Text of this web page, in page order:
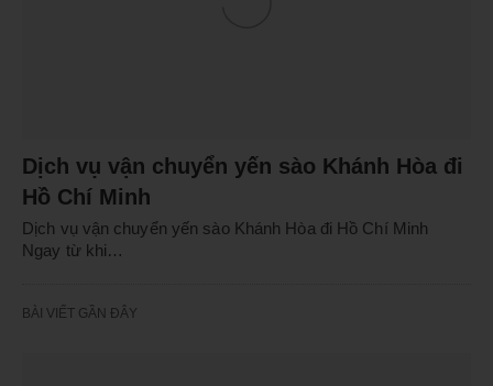
Dịch vụ vận chuyển yến sào Khánh Hòa đi
Hồ Chí Minh
Dịch vụ vận chuyển yến sào Khánh Hòa đi Hồ Chí Minh
Ngay từ khi…
BÀI VIẾT GẦN ĐÂY